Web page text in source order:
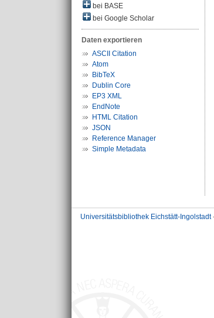
bei BASE
bei Google Scholar
Daten exportieren
ASCII Citation
Atom
BibTeX
Dublin Core
EP3 XML
EndNote
HTML Citation
JSON
Reference Manager
Simple Metadata
Universitätsbibliothek Eichstätt-Ingolstadt